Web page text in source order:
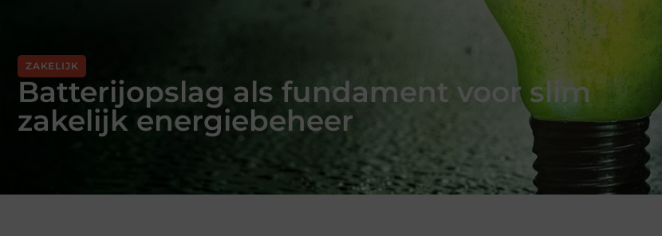
ZAKELIJK
Batterijopslag als fundament voor slim
zakelijk energiebeheer